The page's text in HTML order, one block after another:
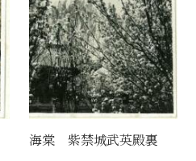
海棠 紫禁城武英殿裏